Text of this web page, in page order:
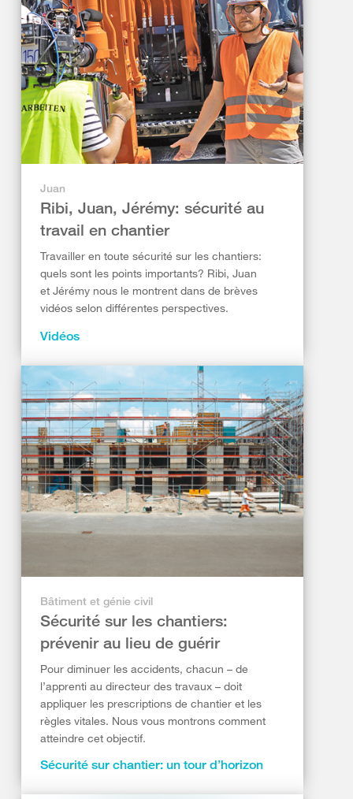
Juan
Ribi, Juan, Jérémy: sécurité au
travail en chantier
Travailler en toute sécurité sur les chantiers:
quels sont les points importants? Ribi, Juan
et Jérémy nous le montrent dans de brèves
vidéos selon différentes perspectives.
Vidéos
Bâtiment et génie civil
Sécurité sur les chantiers:
prévenir au lieu de guérir
Pour diminuer les accidents, chacun – de
l’apprenti au directeur des travaux – doit
appliquer les prescriptions de chantier et les
règles vitales. Nous vous montrons comment
atteindre cet objectif.
Sécurité sur chantier: un tour d’horizon